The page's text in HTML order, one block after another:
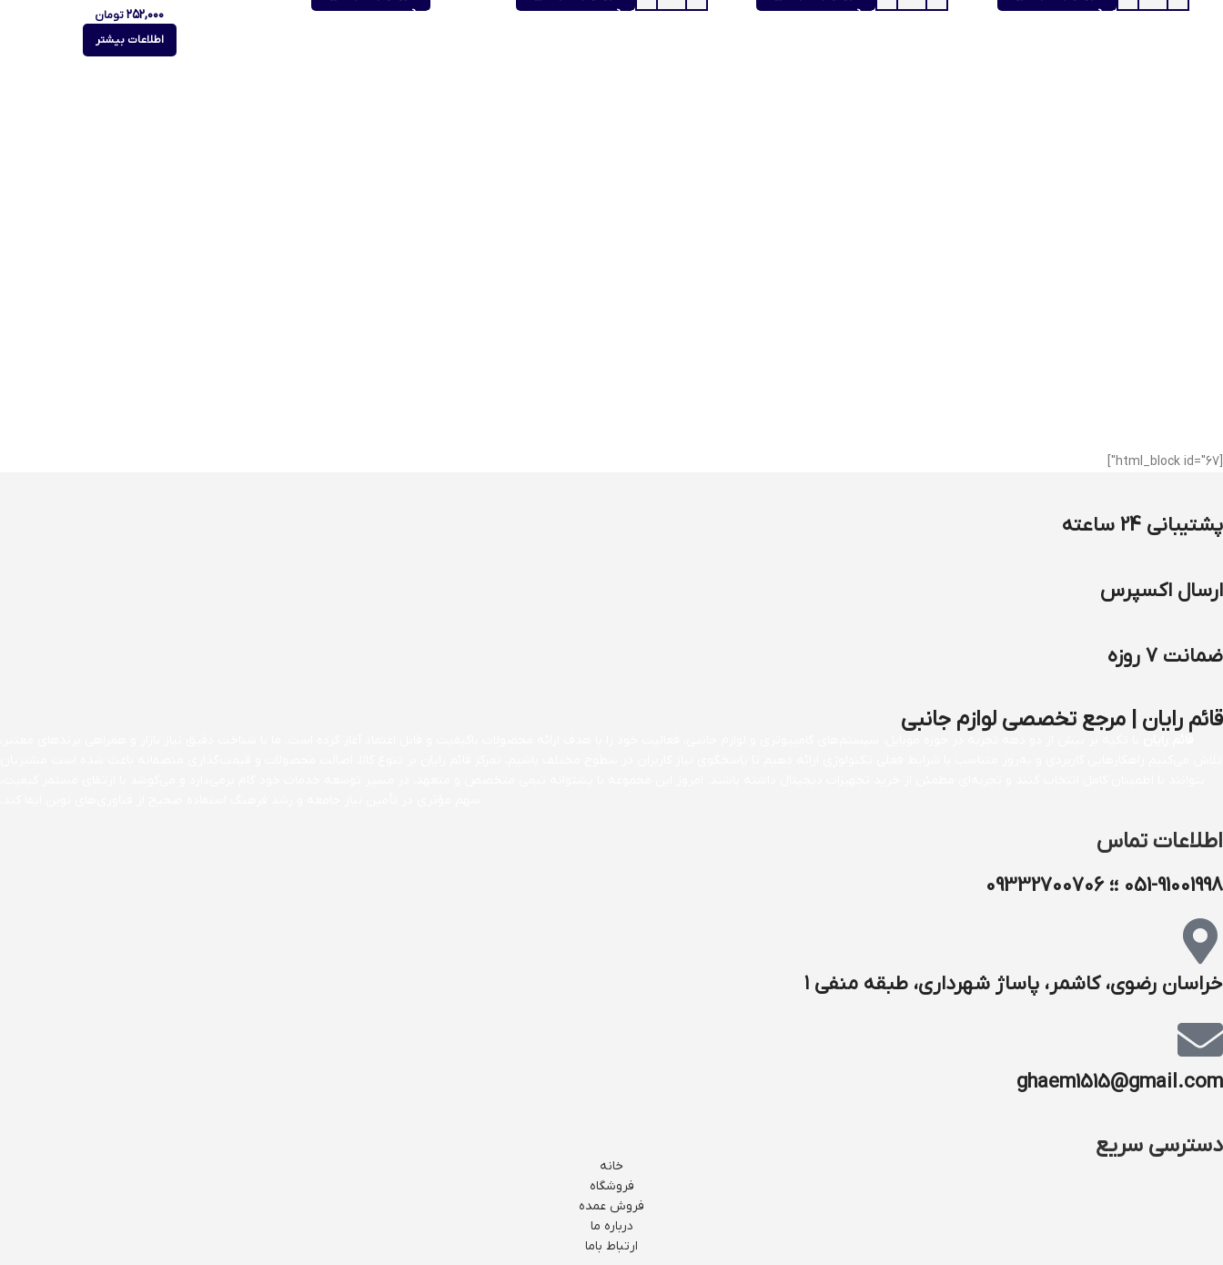
۲۵۲,۰۰۰ تومان
اطلاعات بیشتر
[html_block id="67"]
پشتیبانی 24 ساعته
ارسال اکسپرس
ضمانت 7 روزه
قائم رایان | مرجع تخصصی لوازم جانبی
اطلاعات تماس
051-91001998 ؛؛ 09332700706
خراسان رضوی، کاشمر، پاساژ شهرداری، طبقه منفی ۱
ghaem1515@gmail.com
دسترسی سریع
خانه
فروشگاه
فروش عمده
درباره ما
ارتباط باما